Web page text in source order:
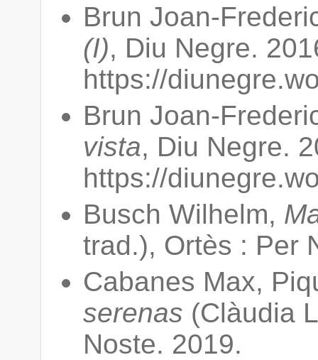
Brun Joan-
(I), Diu Negre.
https://
Brun Joan-
vista, Diu Negre.
https://
Busch Wilhelm,
trad.), Ortès : Per
Cabanes Max,
serenas (Clàudia
Noste. 2019.